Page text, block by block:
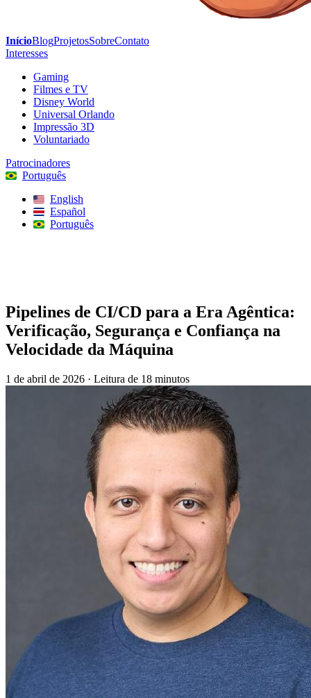
InícioBlogProjetosSobreContato
Interesses
Gaming
Filmes e TV
Disney World
Universal Orlando
Impressão 3D
Voluntariado
Patrocinadores
Português
English
Español
Português
Pipelines de CI/CD para a Era Agêntica:
Verificação, Segurança e Confiança na
Velocidade da Máquina
1 de abril de 2026 · Leitura de 18 minutos